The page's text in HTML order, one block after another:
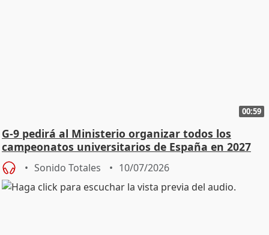
00:59
G-9 pedirá al Ministerio organizar todos los
campeonatos universitarios de España en 2027
Sonido Totales 10/07/2026